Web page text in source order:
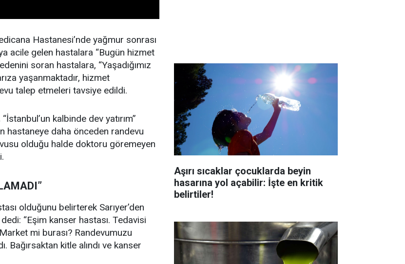
Hastanesi’nde yağmur sonrası
acile gelen hastalara “Bugün hizmet
soran hastalara, “Yaşadığımız
yaşanmaktadır, hizmet
talep etmeleri tavsiye edildi.
“İstanbul’un kalbinde dev yatırım”
hastaneye daha önceden randevu
olduğu halde doktoru göremeyen
olduğunu belirterek Sarıyer’den
“Eşim kanser hastası. Tedavisi
mi burası? Randevumuzu
Bağırsaktan kitle alındı ve kanser
Aşırı sıcaklar çocuklarda beyin
hasarına yol açabilir: İşte en kritik
belirtiler!